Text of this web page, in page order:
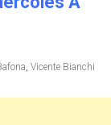
,Vicente Bianchi